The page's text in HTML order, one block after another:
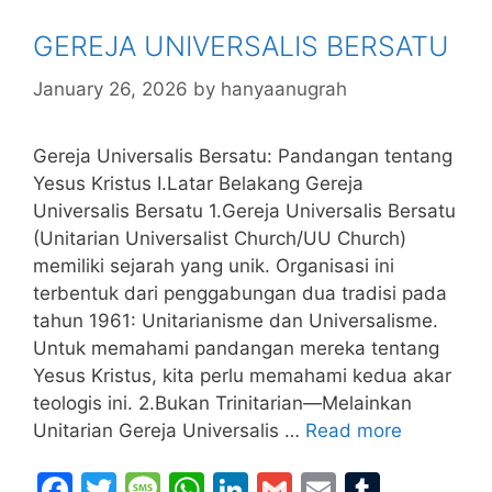
o
o
k
g
e
p
p
n
GEREJA UNIVERSALIS BERSATU
January 26, 2026 by hanyaanugrah
Gereja Universalis Bersatu: Pandangan tentang
Yesus Kristus I.Latar Belakang Gereja
Universalis Bersatu 1.Gereja Universalis Bersatu
(Unitarian Universalist Church/UU Church)
memiliki sejarah yang unik. Organisasi ini
terbentuk dari penggabungan dua tradisi pada
tahun 1961: Unitarianisme dan Universalisme.
Untuk memahami pandangan mereka tentang
Yesus Kristus, kita perlu memahami kedua akar
teologis ini. 2.Bukan Trinitarian—Melainkan
Unitarian Gereja Universalis … Read more